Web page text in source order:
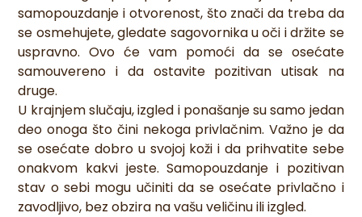
samopouzdanje i otvorenost, što znači da treba da
se osmehujete, gledate sagovornika u oči i držite se
uspravno. Ovo će vam pomoći da se osećate
samouvereno i da ostavite pozitivan utisak na
druge.
U krajnjem slučaju, izgled i ponašanje su samo jedan
deo onoga što čini nekoga privlačnim. Važno je da
se osećate dobro u svojoj koži i da prihvatite sebe
onakvom kakvi jeste. Samopouzdanje i pozitivan
stav o sebi mogu učiniti da se osećate privlačno i
zavodljivo, bez obzira na vašu veličinu ili izgled.